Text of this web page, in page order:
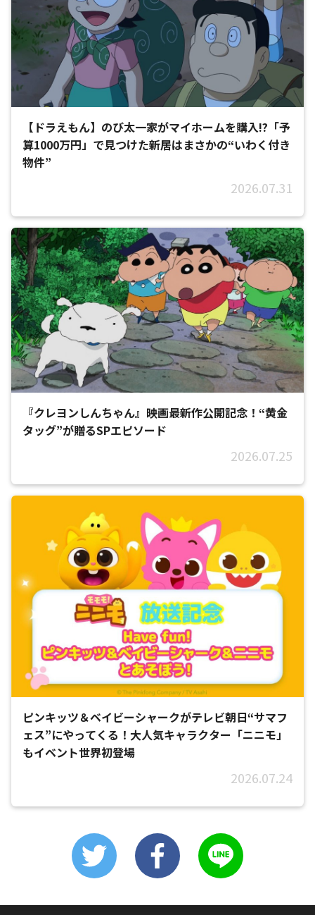
【ドラえもん】のび太一家がマイホームを購入!?「予
算1000万円」で見つけた新居はまさかの“いわく付き
物件”
2026.07.31
『クレヨンしんちゃん』映画最新作公開記念！“黄金
タッグ”が贈るSPエピソード
2026.07.25
ピンキッツ＆ベイビーシャークがテレビ朝日“サマフ
ェス”にやってくる！大人気キャラクター「ニニモ」
もイベント世界初登場
2026.07.24